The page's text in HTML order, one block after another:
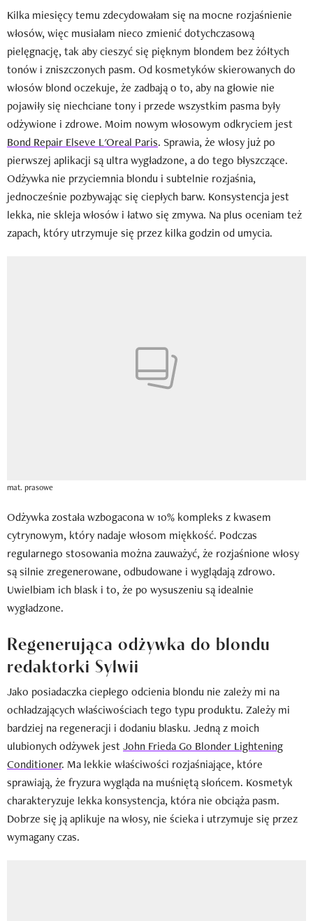
Kilka miesięcy temu zdecydowałam się na mocne rozjaśnienie
włosów, więc musiałam nieco zmienić dotychczasową
pielęgnację, tak aby cieszyć się pięknym blondem bez żółtych
tonów i zniszczonych pasm. Od kosmetyków skierowanych do
włosów blond oczekuje, że zadbają o to, aby na głowie nie
pojawiły się niechciane tony i przede wszystkim pasma były
odżywione i zdrowe. Moim nowym włosowym odkryciem jest
Bond Repair Elseve L'Oreal Paris. Sprawia, że włosy już po
pierwszej aplikacji są ultra wygładzone, a do tego błyszczące.
Odżywka nie przyciemnia blondu i subtelnie rozjaśnia,
jednocześnie pozbywając się ciepłych barw. Konsystencja jest
lekka, nie skleja włosów i łatwo się zmywa. Na plus oceniam też
zapach, który utrzymuje się przez kilka godzin od umycia.
mat. prasowe
Odżywka została wzbogacona w 10% kompleks z kwasem
cytrynowym, który nadaje włosom miękkość. Podczas
regularnego stosowania można zauważyć, że rozjaśnione włosy
są silnie zregenerowane, odbudowane i wyglądają zdrowo.
Uwielbiam ich blask i to, że po wysuszeniu są idealnie
wygładzone.
Regenerująca odżywka do blondu
redaktorki Sylwii
Jako posiadaczka ciepłego odcienia blondu nie zależy mi na
ochładzających właściwościach tego typu produktu. Zależy mi
bardziej na regeneracji i dodaniu blasku. Jedną z moich
ulubionych odżywek jest John Frieda Go Blonder Lightening
Conditioner. Ma lekkie właściwości rozjaśniające, które
sprawiają, że fryzura wygląda na muśniętą słońcem. Kosmetyk
charakteryzuje lekka konsystencja, która nie obciąża pasm.
Dobrze się ją aplikuje na włosy, nie ścieka i utrzymuje się przez
wymagany czas.